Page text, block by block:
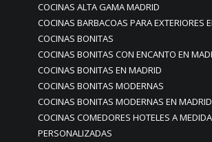
COCINAS ALTA GAMA MADRID
COCINAS BARBACOAS PARA EXTERIORES
COCINAS BONITAS
COCINAS BONITAS CON ENCANTO EN
COCINAS BONITAS EN MADRID
COCINAS BONITAS MODERNAS
COCINAS BONITAS MODERNAS EN MADRID
COCINAS COMEDORES HOTELES A MEDIDA
PERSONALIZADAS